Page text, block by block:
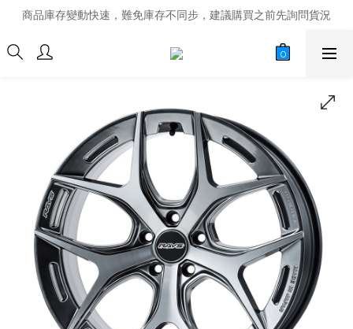
商品庫存變動快速，難免庫存不同步，建議購買之前先詢問貨況
商品庫存變動快速，難免庫存不同步，建議購買之前先詢問貨況